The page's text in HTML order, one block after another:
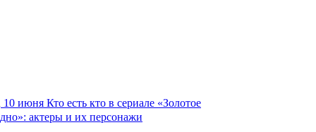
10 июня Кто есть кто в сериале «Золотое
дно»: актеры и их персонажи